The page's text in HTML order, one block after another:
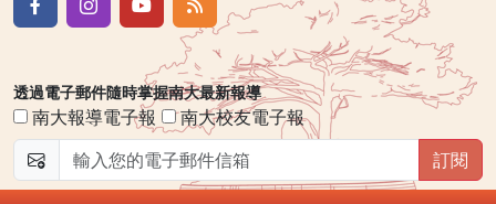
透過電子郵件隨時掌握南大最新報導
南大報導電子報
南大校友電子報
訂閱